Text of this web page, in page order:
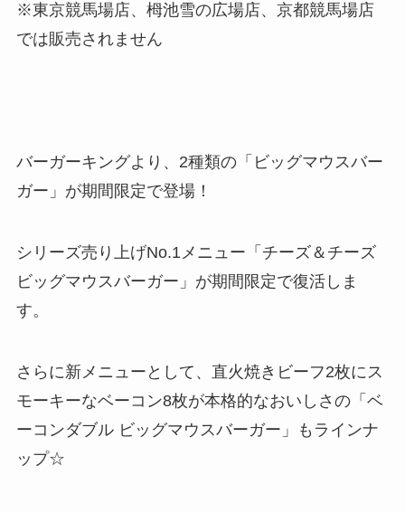
※東京競馬場店、栂池雪の広場店、京都競馬場店
では販売されません
バーガーキングより、2種類の「ビッグマウスバー
ガー」が期間限定で登場！
シリーズ売り上げNo.1メニュー「チーズ＆チーズ
ビッグマウスバーガー」が期間限定で復活しま
す。
さらに新メニューとして、直火焼きビーフ2枚にス
モーキーなベーコン8枚が本格的なおいしさの「ベ
ーコンダブル ビッグマウスバーガー」もラインナ
ップ☆